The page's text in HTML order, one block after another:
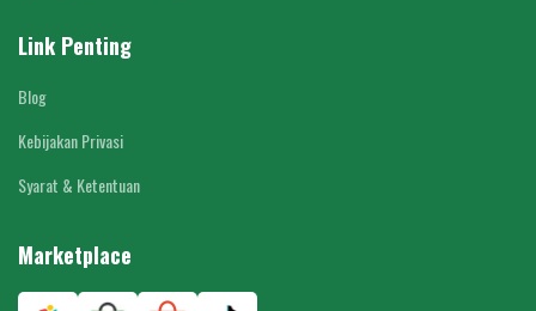
Link Penting
Blog
Kebijakan Privasi
Syarat & Ketentuan
Marketplace